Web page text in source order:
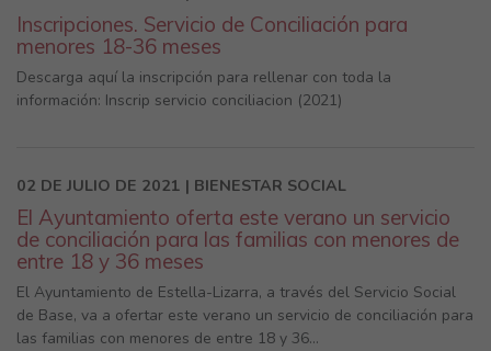
Inscripciones. Servicio de Conciliación para
menores 18-36 meses
Descarga aquí la inscripción para rellenar con toda la
información: Inscrip servicio conciliacion (2021)
02 DE JULIO DE 2021 | BIENESTAR SOCIAL
El Ayuntamiento oferta este verano un servicio
de conciliación para las familias con menores de
entre 18 y 36 meses
El Ayuntamiento de Estella-Lizarra, a través del Servicio Social
de Base, va a ofertar este verano un servicio de conciliación para
las familias con menores de entre 18 y 36...